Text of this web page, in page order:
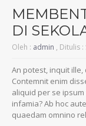
DI
Oleh : admin , Ditulis :
An potest, inquit
Contemnit enim
aliquid per se
infamia? Ab hoc
quaedam omnino